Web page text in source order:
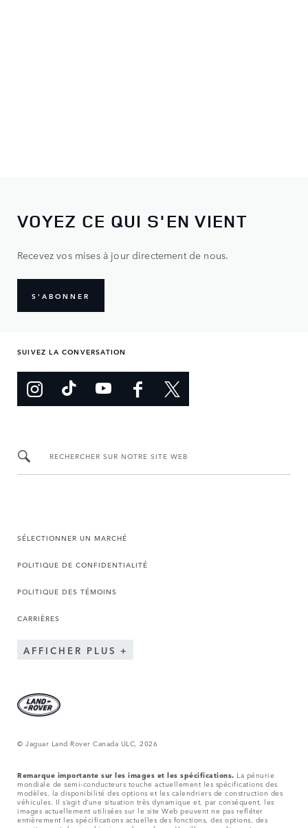
VOYEZ CE QUI S'EN VIENT
Recevez vos mises à jour directement de nous.
S'ABONNER
SUIVEZ LA CONVERSATION
RECHERCHER SUR NOTRE SITE WEB
SÉLECTIONNER UN MARCHÉ
POLITIQUE DE CONFIDENTIALITÉ
POLITIQUE DES TÉMOINS
CARRIÈRES
AFFICHER PLUS
© Jaguar Land Rover Canada ULC, 2026
Remarque importante sur les images et les spécifications. La pénurie
mondiale de semi-conducteurs touche actuellement les spécifications des
modèles, la disponibilité des options et les calendriers de construction des
véhicules. Il s’agit d’une situation très dynamique et, par conséquent, les
images actuellement utilisées sur le site Web peuvent ne pas refléter
entièrement les spécifications actuelles des fonctions, des options, des